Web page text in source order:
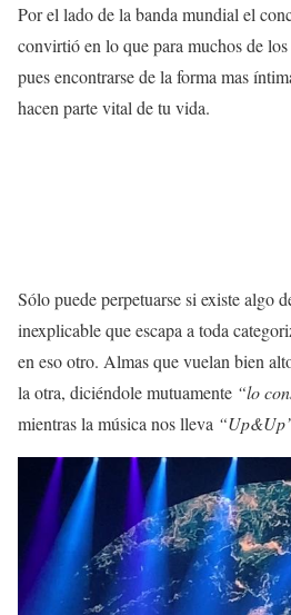
Por el lado de la banda mundial el
convirtió en lo que para muchos de
pues encontrarse de la forma mas
hacen parte vital de tu vida.
Sólo puede perpetuarse si existe algo
inexplicable que escapa a toda
en eso otro. Almas que vuelan bien
la otra, diciéndole mutuamente “lo
mientras la música nos lleva